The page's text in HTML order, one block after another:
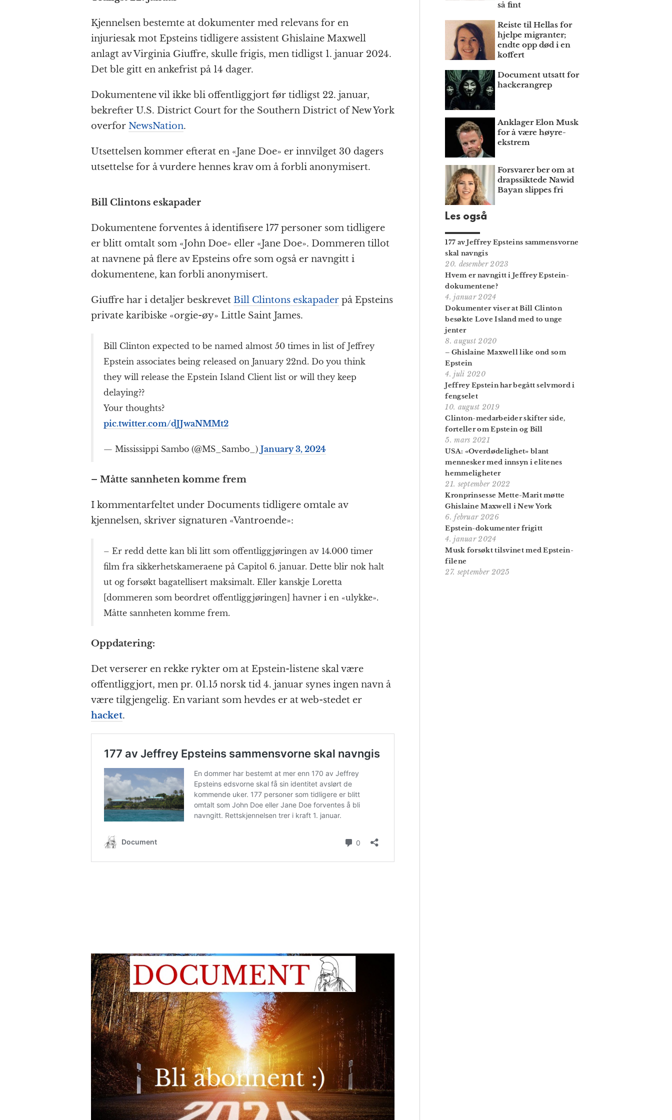
k r
Kjennelsen bestemte at dokumenter med relevans for en
injuriesak mot Epsteins tidligere assistent Ghislaine Maxwell
anlagt av Virginia Giuffre, skulle frigis, men tidligst 1. januar 2024.
Det ble gitt en ankefrist på 14 dager.
Dokumentene vil ikke bli offentliggjort før tidligst 22. januar,
bekrefter U.S. District Court for the Southern District of New York
overfor NewsNation.
Utsettelsen kommer efterat en «Jane Doe» er innvilget 30 dagers
utsettelse for å vurdere hennes krav om å forbli anonymisert.
Bill Clintons eskapader
Dokumentene forventes å identifisere 177 personer som tidligere
er blitt omtalt som «John Doe» eller «Jane Doe». Dommeren tillot
at navnene på flere av Epsteins ofre som også er navngitt i
dokumentene, kan forbli anonymisert.
Giuffre har i detaljer beskrevet Bill Clintons eskapader på Epsteins
private karibiske «orgie-øy» Little Saint James.
Bill Clinton expected to be named almost 50 times in list of Jeffrey
Epstein associates being released on January 22nd. Do you think
they will release the Epstein Island Client list or will they keep
delaying??
Your thoughts?
pic.twitter.com/dJJwaNMMt2
— Mississippi Sambo (@MS_Sambo_) January 3, 2024
– Måtte sannheten komme frem
I kommentarfeltet under Documents tidligere omtale av
kjennelsen, skriver signaturen «Vantroende»:
– Er redd dette kan bli litt som offentliggjøringen av 14.000 timer
film fra sikkerhetskameraene på Capitol 6. januar. Dette blir nok halt
ut og forsøkt bagatellisert maksimalt. Eller kanskje Loretta
[dommeren som beordret offentliggjøringen] havner i en «ulykke».
Måtte sannheten komme frem.
Oppdatering:
Det verserer en rekke rykter om at Epstein-listene skal være
offentliggjort, men pr. 01.15 norsk tid 4. januar synes ingen navn å
være tilgjengelig. En variant som hevdes er at web-stedet er
hacket.
så fint
Reiste til Hellas for
hjelpe migranter;
endte opp død i en
koffert
Document utsatt for
hackerangrep
Anklager Elon Musk
for å være høyre­
ekstrem
Forsvarer ber om at
draps­siktede Nawid
Bayan slippes fri
Les også
177 av Jeffrey Epsteins sammen­svorne
skal navngis
20. desember 2023
Hvem er navngitt i Jeffrey Epstein-
dokumentene?
4. januar 2024
Dokumenter viser at Bill Clinton
besøkte Love Island med to unge
jenter
8. august 2020
– Ghislaine Maxwell like ond som
Epstein
4. juli 2020
Jeffrey Epstein har begått selvmord i
fengselet
10. august 2019
Clinton-medarbeider skifter side,
forteller om Epstein og Bill
5. mars 2021
USA: «Overdødelighet» blant
mennesker med innsyn i elitenes
hemmeligheter
21. september 2022
Kronprinsesse Mette-Marit møtte
Ghislaine Maxwell i New York
6. februar 2026
Epstein-dokumenter frigitt
4. januar 2024
Musk forsøkt tilsvinet med Epstein-
filene
27. september 2025